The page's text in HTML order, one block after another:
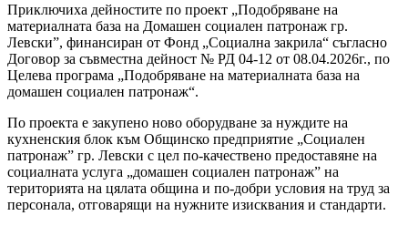
Приключиха дейностите по проект „Подобряване на
материалната база на Домашен социален патронаж гр.
Левски”, финансиран от Фонд „Социална закрила“ съгласно
Договор за съвместна дейност № РД 04-12 от 08.04.2026г., по
Целева програма „Подобряване на материалната база на
домашен социален патронаж“.
По проекта е закупено ново оборудване за нуждите на
кухненския блок към Общинско предприятие „Социален
патронаж” гр. Левски с цел по-качествено предоставяне на
социалната услуга „домашен социален патронаж” на
територията на цялата община и по-добри условия на труд за
персонала, отговарящи на нужните изисквания и стандарти.